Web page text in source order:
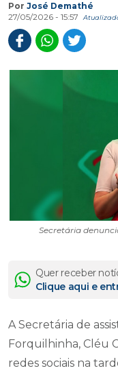
Por José Demathé
27/05/2026 - 15:57
Secretária
Quer receber
Clique aqui e
A Secretária de
Forquilhinha, Cléu
redes sociais na